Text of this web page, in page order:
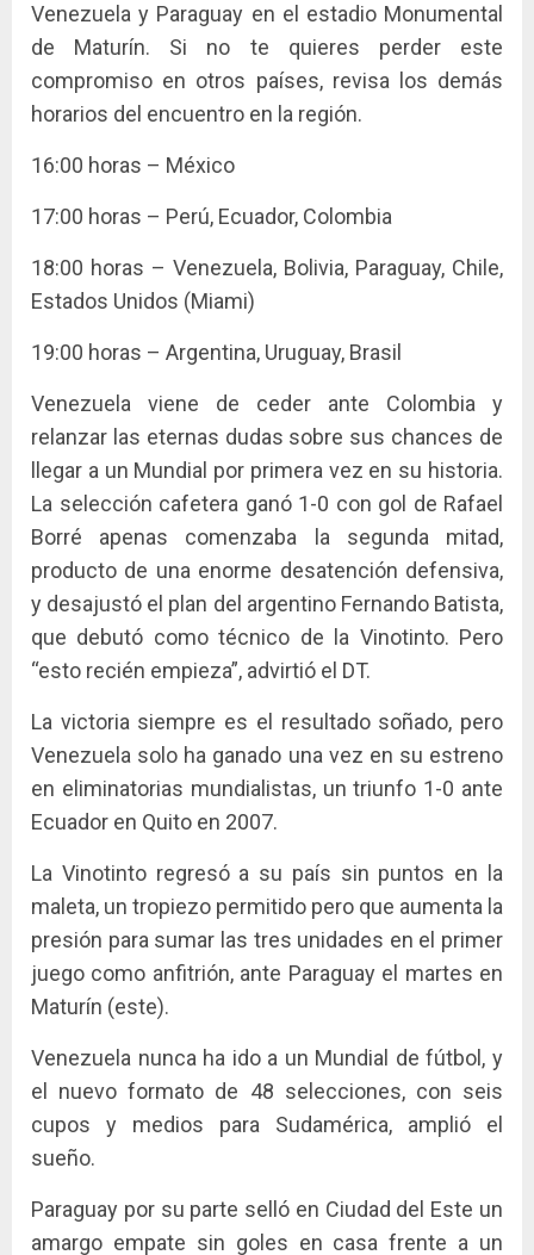
Venezuela y Paraguay en el estadio Monumental
de Maturín. Si no te quieres perder este
compromiso en otros países, revisa los demás
horarios del encuentro en la región.
16:00 horas – México
17:00 horas – Perú, Ecuador, Colombia
18:00 horas – Venezuela, Bolivia, Paraguay, Chile,
Estados Unidos (Miami)
19:00 horas – Argentina, Uruguay, Brasil
Venezuela viene de ceder ante Colombia y
relanzar las eternas dudas sobre sus chances de
llegar a un Mundial por primera vez en su historia.
La selección cafetera ganó 1-0 con gol de Rafael
Borré apenas comenzaba la segunda mitad,
producto de una enorme desatención defensiva,
y desajustó el plan del argentino Fernando Batista,
que debutó como técnico de la Vinotinto. Pero
“esto recién empieza”, advirtió el DT.
La victoria siempre es el resultado soñado, pero
Venezuela solo ha ganado una vez en su estreno
en eliminatorias mundialistas, un triunfo 1-0 ante
Ecuador en Quito en 2007.
La Vinotinto regresó a su país sin puntos en la
maleta, un tropiezo permitido pero que aumenta la
presión para sumar las tres unidades en el primer
juego como anfitrión, ante Paraguay el martes en
Maturín (este).
Venezuela nunca ha ido a un Mundial de fútbol, y
el nuevo formato de 48 selecciones, con seis
cupos y medios para Sudamérica, amplió el
sueño.
Paraguay por su parte selló en Ciudad del Este un
amargo empate sin goles en casa frente a un